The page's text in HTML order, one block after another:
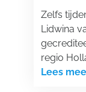
Zelfs
Lidwina
regio
Lees